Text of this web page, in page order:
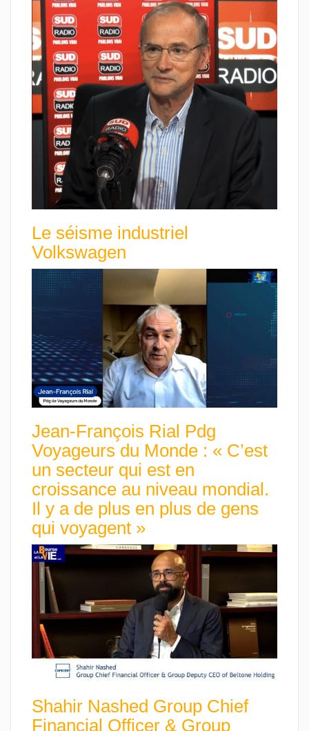
Le séisme industriel
Volkswagen
Jean-François Rial Pdg
Voyageurs du Monde : « C’est
un secteur qui est en
croissance au niveau mondial.
Il y a de plus en plus de gens
qui voyagent »
Shahir Nashed Group Chief
Financial Officer & Group